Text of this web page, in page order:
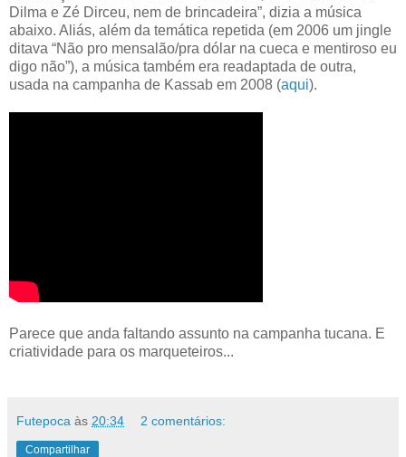
Dilma e Zé Dirceu, nem de brincadeira”, dizia a música
abaixo. Aliás, além da temática repetida (em 2006 um jingle
ditava “Não pro mensalão/pra dólar na cueca e mentiroso eu
digo não”), a música também era readaptada de outra,
usada na campanha de Kassab em 2008 (aqui).
Parece que anda faltando assunto na campanha tucana. E
criatividade para os marqueteiros...
Futepoca às 20:34 2 comentários:
Compartilhar